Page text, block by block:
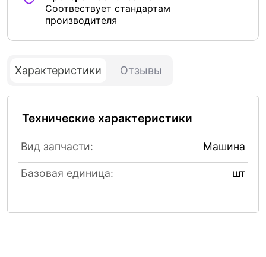
Соотвествует стандартам
производителя
Характеристики Отзывы
Технические характеристики
Вид запчасти: Машина
Базовая единица: шт